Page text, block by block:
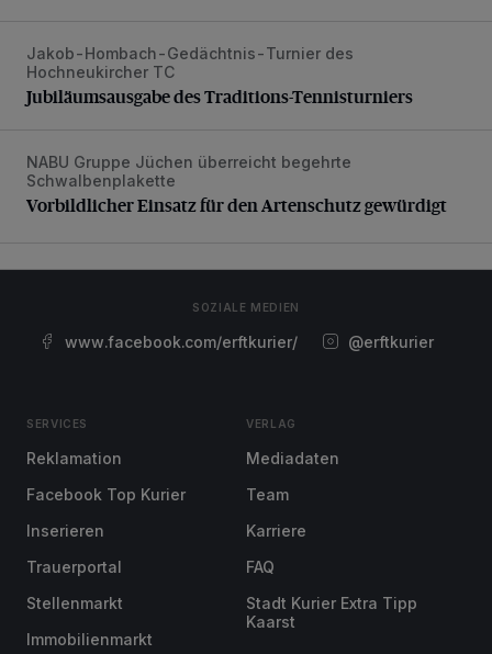
Jubiläumsausgabe des Traditions-Tennisturniers
Jakob-Hombach-Gedächtnis-Turnier des
Hochneukircher TC
Jubiläumsausgabe des Traditions-Tennisturniers
Vorbildlicher Einsatz für den Artenschutz gewürdigt
NABU Gruppe Jüchen überreicht begehrte
Schwalbenplakette
Vorbildlicher Einsatz für den Artenschutz gewürdigt
SOZIALE MEDIEN
www.facebook.com/erftkurier/ @erftkurier
SERVICES
Reklamation
Facebook Top Kurier
Inserieren
Trauerportal
Stellenmarkt
Immobilienmarkt
VERLAG
Mediadaten
Team
Karriere
FAQ
Stadt Kurier Extra Tipp
Kaarst